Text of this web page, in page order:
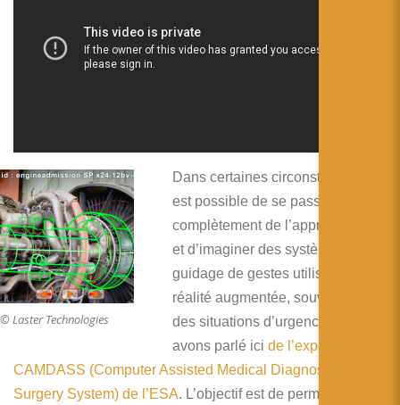
© Laster Technologies
Dans certaines circonstances, il
est possible de se passer
complètement de l’apprentissage
et d’imaginer des systèmes de
guidage de gestes utilisant la
réalité augmentée, souvent pour
des situations d’urgence. Nous
avons parlé ici de l’expérience
CAMDASS (Computer Assisted Medical Diagnosis and
Surgery System) de l’ESA. L’objectif est de permettre à des